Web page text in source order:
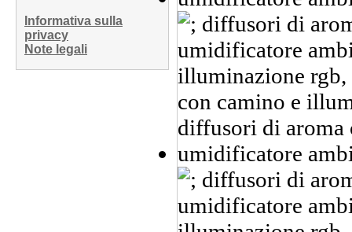
Informativa sulla
privacy
Note legali